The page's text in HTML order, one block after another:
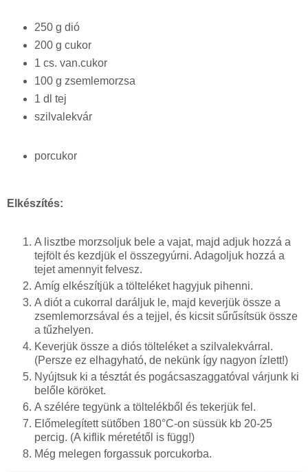
250 g dió
200 g cukor
1 cs. van.cukor
100 g zsemlemorzsa
1 dl tej
szilvalekvár
porcukor
Elkészítés:
A lisztbe morzsoljuk bele a vajat, majd adjuk hozzá a
tejfölt és kezdjük el összegyúrni. Adagoljuk hozzá a
tejet amennyit felvesz.
Amíg elkészítjük a tölteléket hagyjuk pihenni.
A diót a cukorral daráljuk le, majd keverjük össze a
zsemlemorzsával és a tejjel, és kicsit sűrűsítsük össze
a tűzhelyen.
Keverjük össze a diós tölteléket a szilvalekvárral.
(Persze ez elhagyható, de nekünk így nagyon ízlett!)
Nyújtsuk ki a tésztát és pogácsaszaggatóval várjunk ki
belőle köröket.
A szélére tegyünk a töltelékből és tekerjük fel.
Előmelegített sütőben 180°C-on süssük kb 20-25
percig. (A kiflik méretétől is függ!)
Még melegen forgassuk porcukorba.